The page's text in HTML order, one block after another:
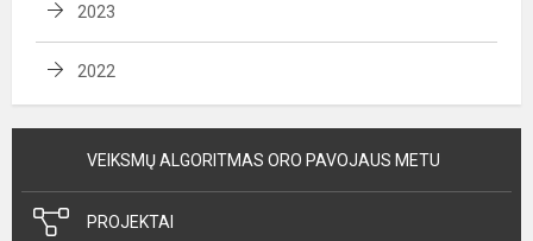
2023
2022
VEIKSMŲ ALGORITMAS ORO PAVOJAUS METU
PROJEKTAI